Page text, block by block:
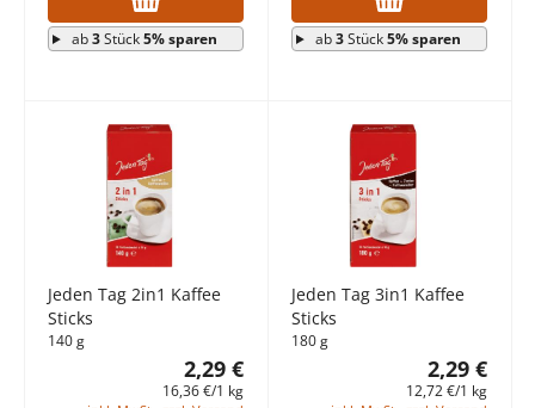
ab3Stück5% sparen ab3Stück5% sparen
Jeden Tag 2in1 Kaffee
Sticks
140 g
2,29 €
16,36 €/1 kg
Jeden Tag 3in1 Kaffee
Sticks
180 g
2,29 €
12,72 €/1 kg